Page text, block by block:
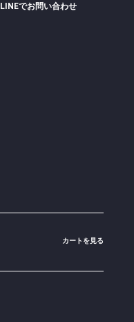
LINEでお問い合わせ
カートを見る